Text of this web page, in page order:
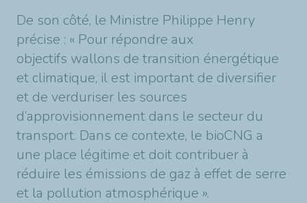
De son côté, le Ministre Philippe Henry
précise : « Pour répondre aux
objectifs wallons de transition énergétique
et climatique, il est important de diversifier
et de verduriser les sources
d’approvisionnement dans le secteur du
transport. Dans ce contexte, le bioCNG a
une place légitime et doit contribuer à
réduire les émissions de gaz à effet de serre
et la pollution atmosphérique ».